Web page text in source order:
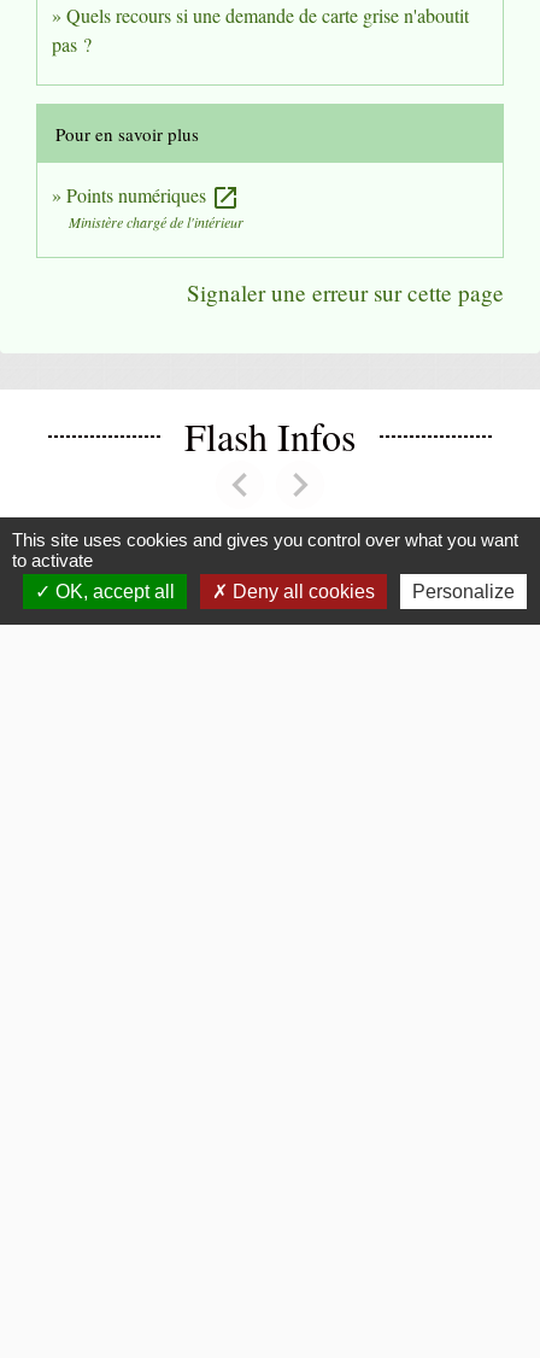
Quels recours si une demande de carte grise n'aboutit
pas ?
Pour en savoir plus
Points numériques open_in_new
Ministère chargé de l'intérieur
Signaler une erreur sur cette page
Flash Infos
chevron_leftPrevious
chevron_rightNext
Voir tout
This site uses cookies and gives you control over what you want
to activate
OK, accept all
Deny all cookies Personalize